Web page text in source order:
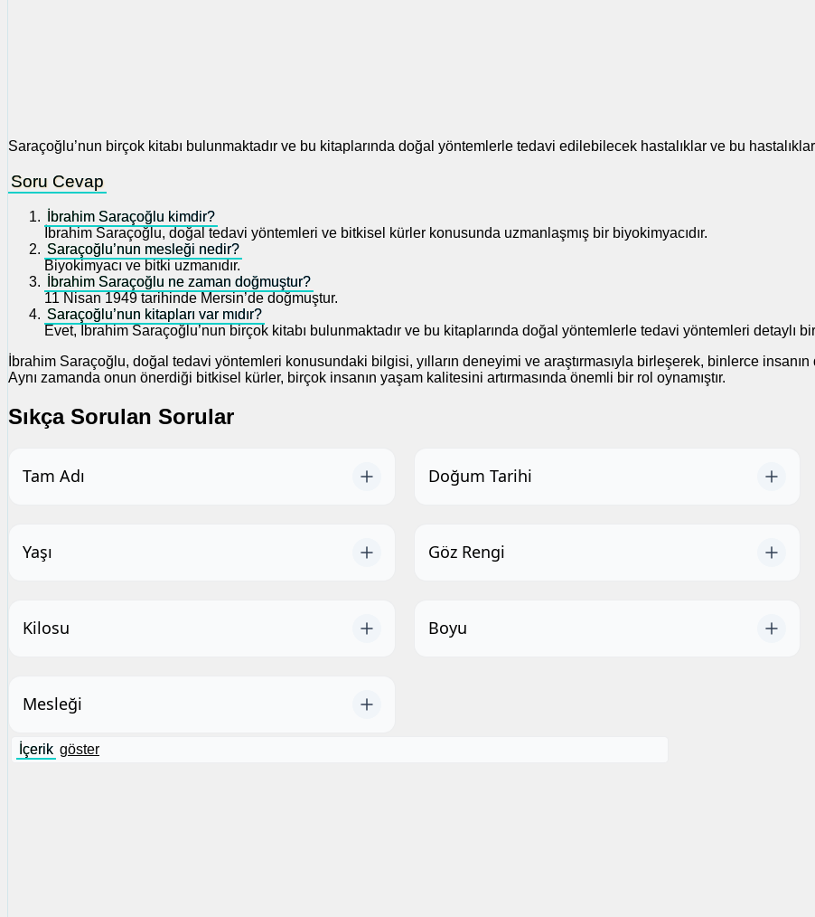
Saraçoğlu’nun birçok kitabı bulunmaktadır ve bu kitaplarında doğal yöntemlerle tedavi edilebilecek hastalıklar ve bu
Soru Cevap
İbrahim Saraçoğlu kimdir?
İbrahim Saraçoğlu, doğal tedavi yöntemleri ve bitkisel kürler konusunda uzmanlaşmış bir biyokimyacıdır.
Saraçoğlu’nun mesleği nedir?
Biyokimyacı ve bitki uzmanıdır.
İbrahim Saraçoğlu ne zaman doğmuştur?
11 Nisan 1949 tarihinde Mersin’de doğmuştur.
Saraçoğlu’nun kitapları var mıdır?
Evet, İbrahim Saraçoğlu’nun birçok kitabı bulunmaktadır ve bu kitaplarında doğal yöntemlerle tedavi yöntemleri detaylı
İbrahim Saraçoğlu, doğal tedavi yöntemleri konusundaki bilgisi, yılların deneyimi ve araştırmasıyla birleşerek, binlerce
Aynı zamanda onun önerdiği bitkisel kürler, birçok insanın yaşam kalitesini artırmasında önemli bir rol oynamıştır.
Sıkça Sorulan Sorular
Tam Adı Doğum Tarihi
Yaşı Göz Rengi
Kilosu Boyu
Mesleği
İçerik göster